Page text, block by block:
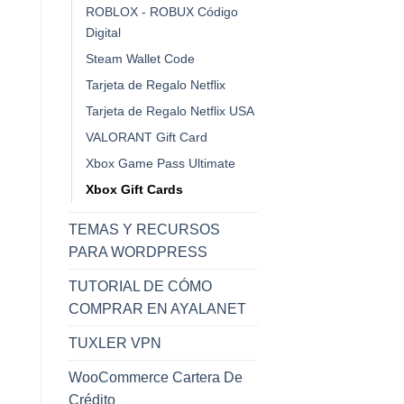
ROBLOX - ROBUX Código
Digital
Steam Wallet Code
Tarjeta de Regalo Netflix
Tarjeta de Regalo Netflix USA
VALORANT Gift Card
Xbox Game Pass Ultimate
Xbox Gift Cards
TEMAS Y RECURSOS
PARA WORDPRESS
TUTORIAL DE CÓMO
COMPRAR EN AYALANET
TUXLER VPN
WooCommerce Cartera De
Crédito
XBOX Live Gift Card
$10 USA
precio
era:
precio
es:
4 disponibles
XBOX Live Gift Card